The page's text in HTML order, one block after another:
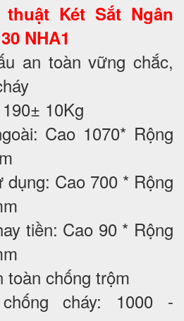
Két Sắt Ngân
NHA1
an toàn vững chắc,
10Kg
Cao 1070* Rộng
Cao 700 * Rộng
tiền: Cao 90 * Rộng
toàn chống trộm
cháy: 1000 -